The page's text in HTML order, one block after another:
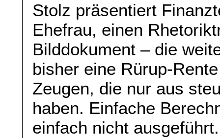
Stolz präsentiert
Ehefrau, einen
Bilddokument – die
bisher eine Rürup-
Zeugen, die nur aus
haben. Einfache
einfach nicht ausgeführt.